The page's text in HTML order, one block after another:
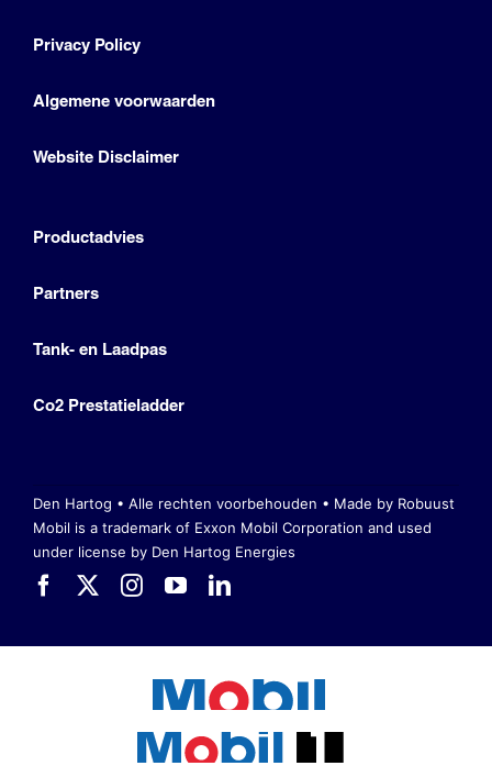
Privacy Policy
Algemene voorwaarden
Website Disclaimer
Productadvies
Partners
Tank- en Laadpas
Co2 Prestatieladder
Den Hartog • Alle rechten voorbehouden • Made by Robuust
Mobil is a trademark of Exxon Mobil Corporation and used
under license by Den Hartog Energies